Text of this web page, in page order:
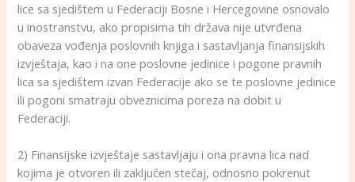
lice sa sjedištem u Federaciji Bosne i Hercegovine osnovalo
u inostranstvu, ako propisima tih država nije utvrđena
obaveza vođenja poslovnih knjiga i sastavljanja finansijskih
izvještaja, kao i na one poslovne jedinice i pogone pravnih
lica sa sjedištem izvan Federacije ako se te poslovne jedinice
ili pogoni smatraju obveznicima poreza na dobit u
Federaciji.
2) Finansijske izvještaje sastavljaju i ona pravna lica nad
kojima je otvoren ili zaključen stečaj, odnosno pokrenut